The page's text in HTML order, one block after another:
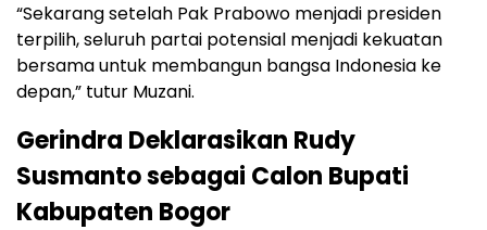
“Sekarang setelah Pak Prabowo menjadi presiden
terpilih, seluruh partai potensial menjadi kekuatan
bersama untuk membangun bangsa Indonesia ke
depan,” tutur Muzani.
Gerindra Deklarasikan Rudy
Susmanto sebagai Calon Bupati
Kabupaten Bogor